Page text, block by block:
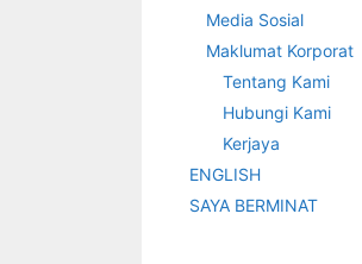
Media Sosial
Maklumat Korporat
Tentang Kami
Hubungi Kami
Kerjaya
ENGLISH
SAYA BERMINAT